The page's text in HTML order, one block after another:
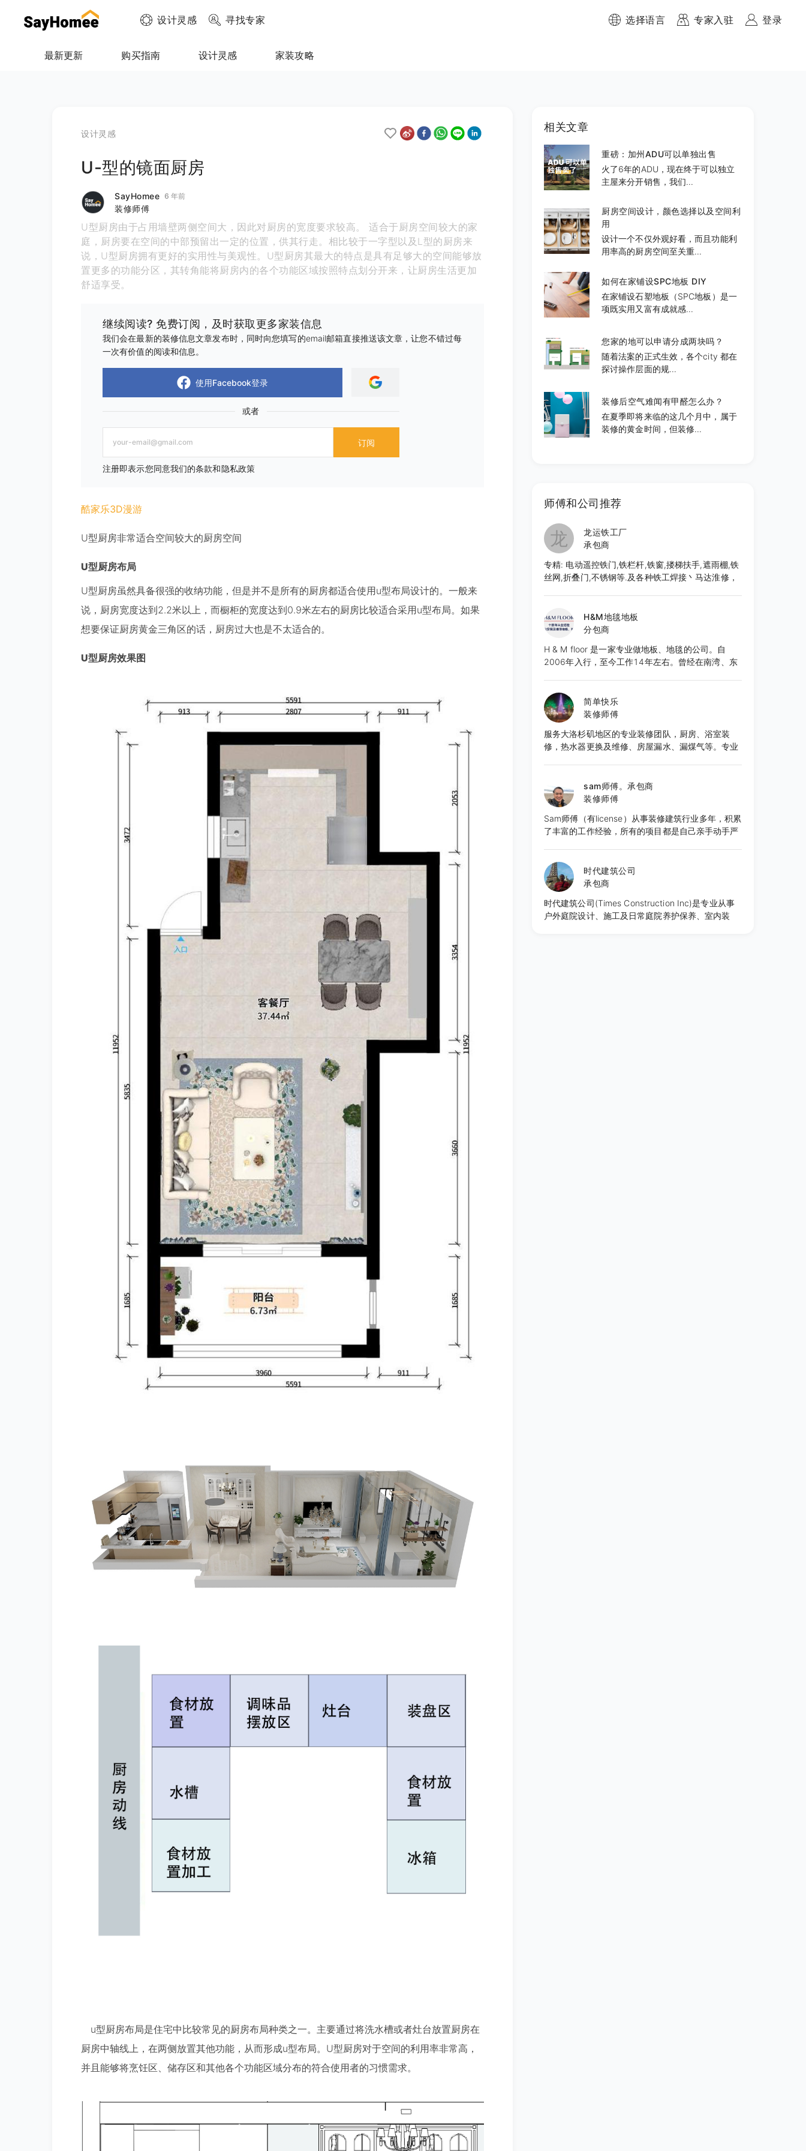
设计灵感 寻找专家 选择语言 专家入驻 登录
最新更新 购买指南 设计灵感 家装攻略
设计灵感
U-型的镜面厨房
SayHomee 6 年前
装修师傅
U型厨房由于占用墙壁两侧空间大，因此对厨房的宽度要求较高。 适合于厨房空间较大的家
庭，厨房要在空间的中部预留出一定的位置，供其行走。相比较于一字型以及L型的厨房来
说，U型厨房拥有更好的实用性与美观性。U型厨房其最大的特点是具有足够大的空间能够放
置更多的功能分区，其转角能将厨房内的各个功能区域按照特点划分开来，让厨房生活更加
舒适享受。
继续阅读? 免费订阅，及时获取更多家装信息
我们会在最新的装修信息文章发布时，同时向您填写的email邮箱直接推送该文章，让您不错过每
一次有价值的阅读和信息。
使用Facebook登录
或者
订阅
注册即表示您同意我们的条款和隐私政策
酷家乐3D漫游
U型厨房非常适合空间较大的厨房空间
U型厨房布局
U型厨房虽然具备很强的收纳功能，但是并不是所有的厨房都适合使用u型布局设计的。一般来
说，厨房宽度达到2.2米以上，而橱柜的宽度达到0.9米左右的厨房比较适合采用u型布局。如果
想要保证厨房黄金三角区的话，厨房过大也是不太适合的。
U型厨房效果图
u型厨房布局是住宅中比较常见的厨房布局种类之一。主要通过将洗水槽或者灶台放置厨房在
厨房中轴线上，在两侧放置其他功能，从而形成u型布局。U型厨房对于空间的利用率非常高，
并且能够将烹饪区、储存区和其他各个功能区域分布的符合使用者的习惯需求。
相关文章
重磅：加州ADU可以单独出售
火了6年的ADU，现在终于可以独立
主屋来分开销售，我们...
厨房空间设计，颜色选择以及空间利
用
设计一个不仅外观好看，而且功能利
用率高的厨房空间至关重...
如何在家铺设SPC地板 DIY
在家铺设石塑地板（SPC地板）是一
项既实用又富有成就感...
您家的地可以申请分成两块吗？
随着法案的正式生效，各个city 都在
探讨操作层面的规...
装修后空气难闻有甲醛怎么办？
在夏季即将来临的这几个月中，属于
装修的黄金时间，但装修...
师傅和公司推荐
龙
龙运铁工厂
承包商
专精: 电动遥控铁门,铁栏杆,铁窗,搂梯扶手,遮雨棚,铁
丝网,折叠门,不锈钢等.及各种铁工焊接丶马达淮修，
652-9495 张先生E-Mail:
frankzhang818@yahoo.com
H&M地毯地板
分包商
H & M floor 是一家专业做地板、地毯的公司。自
2006年入行，至今工作14年左右。曾经在南湾、东
所有工程均能够按时的，保质保量的完成。目前服务
于湾区的城市。 先提供免费报价咨询服务。
简单快乐
装修师傅
服务大洛杉矶地区的专业装修团队，厨房、浴室装
修，热水器更换及维修、房屋漏水、漏煤气等。专业
sam师傅。承包商
装修师傅
Sam师傅（有license）从事装修建筑行业多年，积累
了丰富的工作经验，所有的项目都是自己亲手动手严
与担当。
时代建筑公司
承包商
时代建筑公司(Times Construction Inc)是专业从事
户外庭院设计、施工及日常庭院养护保养、室内装